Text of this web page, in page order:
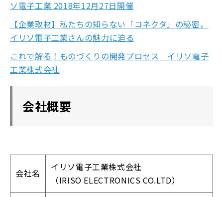
ソ電子工業 2018年12月27日開催
【企業取材】私たちの知らない「コネクタ」の秘密。
イリソ電子工業さんの魅力に迫る
これで解る！ものづくりの開発プロセス イリソ電子
工業株式会社
会社概要
会社名
イリソ電子工業株式会社
（IRISO ELECTRONICS CO.LTD）